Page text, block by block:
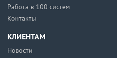
Работа в 100 систем
Контакты
КЛИЕНТАМ
Новости